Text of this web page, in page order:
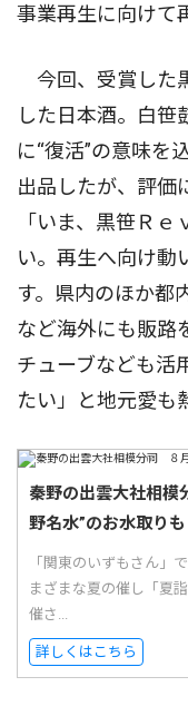
事業再生に向けて
今回、受賞した
した日本酒。白笹
に“復活”の意味を
出品したが、評価
「いま、黒笹Ｒ
い。再生へ向け動
す。県内のほか都
など海外にも販路
チューブなども活
たい」と地元愛も
秦野の出雲大社相
野名水”のお水取りも
「関東のいずもさん」
まざまな夏の催し「夏
催さ...
詳しくはこちら